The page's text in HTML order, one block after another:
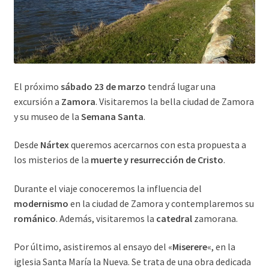
El próximo sábado 23 de marzo tendrá lugar una
excursión a Zamora. Visitaremos la bella ciudad de Zamora
y su museo de la Semana Santa.
Desde Nártexqueremos acercarnos con esta propuesta a
los misterios de la muerte y resurrección de Cristo.
Durante el viaje conoceremos la influencia del
modernismo en la ciudad de Zamora y contemplaremos su
románico. Además, visitaremos la catedralzamorana.
Por último, asistiremos al ensayo del «Miserere«, en la
iglesia Santa María la Nueva. Se trata de una obra dedicada